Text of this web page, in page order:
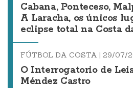
Cabana, Ponteceso,
A Laracha, os únicos
eclipse total na Costa
FÚTBOL DA COSTA | 29/07/
O Interrogatorio de
Méndez Castro